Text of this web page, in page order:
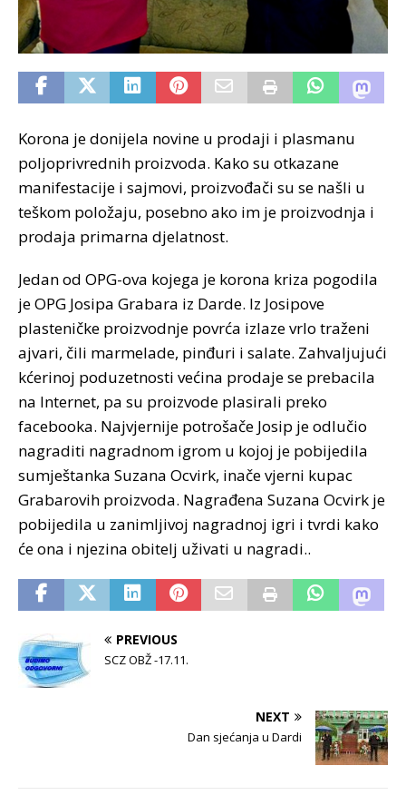
Korona je donijela novine u prodaji i plasmanu
poljoprivrednih proizvoda. Kako su otkazane
manifestacije i sajmovi, proizvođači su se našli u
teškom položaju, posebno ako im je proizvodnja i
prodaja primarna djelatnost.
Jedan od OPG-ova kojega je korona kriza pogodila
je OPG Josipa Grabara iz Darde. Iz Josipove
plasteničke proizvodnje povrća izlaze vrlo traženi
ajvari, čili marmelade, pinđuri i salate. Zahvaljujući
kćerinoj poduzetnosti većina prodaje se prebacila
na Internet, pa su proizvode plasirali preko
facebooka. Najvjernije potrošače Josip je odlučio
nagraditi nagradnom igrom u kojoj je pobijedila
sumještanka Suzana Ocvirk, inače vjerni kupac
Grabarovih proizvoda. Nagrađena Suzana Ocvirk je
pobijedila u zanimljivoj nagradnoj igri i tvrdi kako
će ona i njezina obitelj uživati u nagradi..
PREVIOUS
SCZ OBŽ -17.11.
NEXT
Dan sjećanja u Dardi